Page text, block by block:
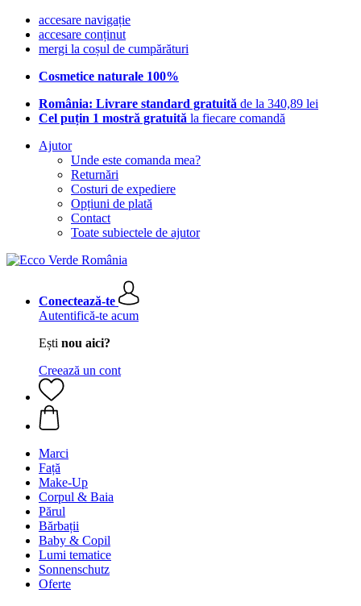
accesare navigație
accesare conținut
mergi la coșul de cumpărături
Cosmetice naturale 100%
România: Livrare standard gratuită de la 340,89 lei
Cel puțin 1 mostră gratuită la fiecare comandă
Ajutor
Unde este comanda mea?
Returnări
Costuri de expediere
Opțiuni de plată
Contact
Toate subiectele de ajutor
Conectează-te
Autentifică-te acum
Ești nou aici?
Creează un cont
Marci
Față
Make-Up
Corpul & Baia
Părul
Bărbații
Baby & Copil
Lumi tematice
Sonnenschutz
Oferte